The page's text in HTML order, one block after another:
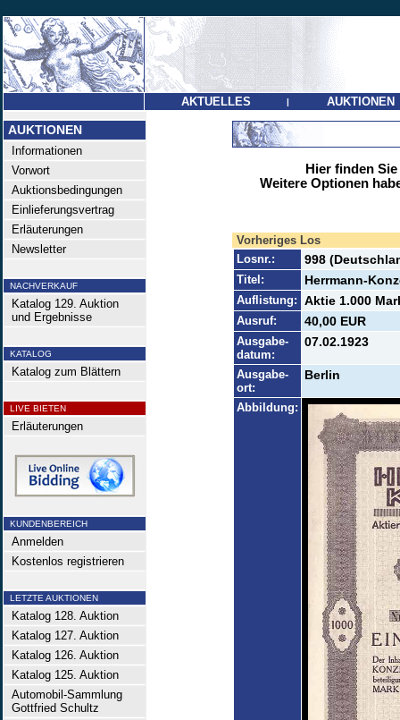
AKTUELLES | AUKTIONEN
AUKTIONEN
Informationen
Vorwort
Auktionsbedingungen
Einlieferungsvertrag
Erläuterungen
Newsletter
NACHVERKAUF
Katalog 129. Auktion
und Ergebnisse
KATALOG
Katalog zum Blättern
LIVE BIETEN
Erläuterungen
KUNDENBEREICH
Anmelden
Kostenlos registrieren
LETZTE AUKTIONEN
Katalog 128. Auktion
Katalog 127. Auktion
Katalog 126. Auktion
Katalog 125. Auktion
Automobil-Sammlung
Gottfried Schultz
Hier finden
Weitere Optionen
Vorheriges Los
Losnr.:
998
Titel: Herrmann-
Auflistung: Aktie 1.000
Ausruf: 40,00 EUR
Ausgabe-
datum:
07.02.1923
Ausgabe-
ort:
Berlin
Abbildung: